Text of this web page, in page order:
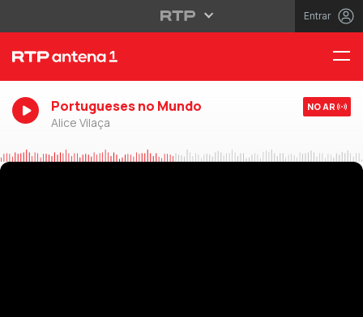
Entrar
Portugueses no Mundo
Alice Vilaça
NO AR